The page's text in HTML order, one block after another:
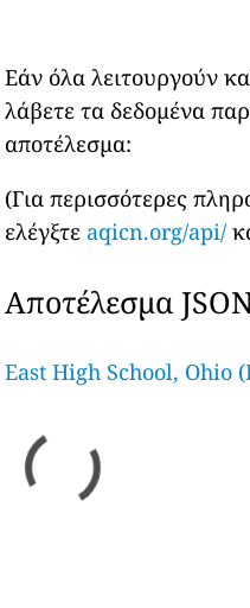
Εάν όλα λειτουργούν
λάβετε τα δεδομένα
αποτέλεσμα:
(Για περισσότερες
ελέγξτε aqicn.org/api/
Αποτέλεσμα
East High School, Ohio